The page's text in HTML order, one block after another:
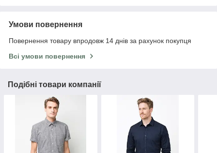
Умови повернення
Повернення товару впродовж 14 днів за рахунок покупця
Всі умови повернення
Подібні товари компанії